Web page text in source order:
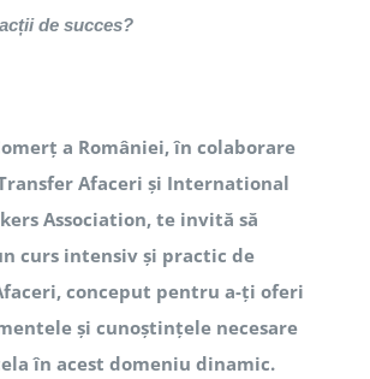
de succes?
a României, în colaborare
Afaceri și International
Association, te invită să
curs intensiv și practic de
conceput pentru a-ți oferi
și cunoștințele necesare
în acest domeniu dinamic.